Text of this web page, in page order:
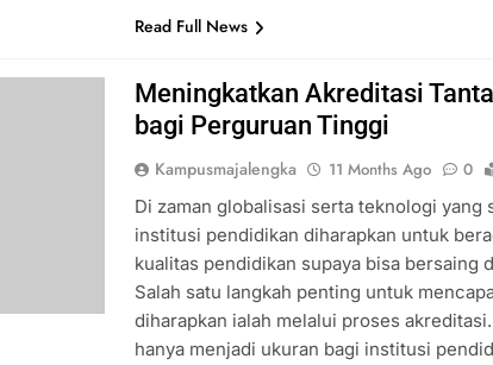
Read Full News
Meningkatkan Akreditasi
bagi Perguruan Tinggi
Kampusmajalengka 11 Months Ago 0
Di zaman globalisasi serta teknologi yang
institusi pendidikan diharapkan untuk
kualitas pendidikan supaya bisa bersaing
Salah satu langkah penting untuk
diharapkan ialah melalui proses
hanya menjadi ukuran bagi institusi